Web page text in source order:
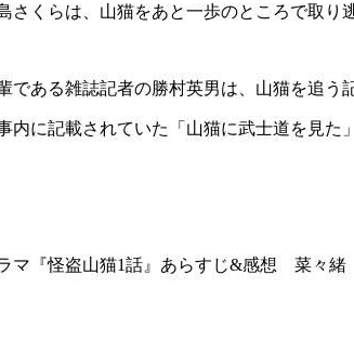
さくらは、山猫をあと一歩のところで取り
である雑誌記者の勝村英男は、山猫を追う
内に記載されていた「山猫に武士道を見